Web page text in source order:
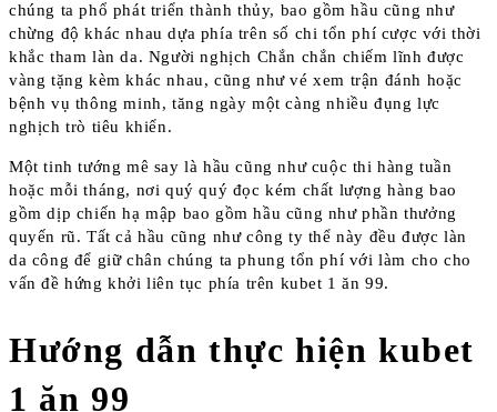
chúng ta phổ phát triển thành thủy, bao gồm hầu cũng như
chừng độ khác nhau dựa phía trên số chi tổn phí cược với thời
khắc tham làn da. Người nghịch Chắn chắn chiếm lĩnh được
vàng tặng kèm khác nhau, cũng như vé xem trận đánh hoặc
bệnh vụ thông minh, tăng ngày một càng nhiều đụng lực
nghịch trò tiêu khiển.
Một tinh tướng mê say là hầu cũng như cuộc thi hàng tuần
hoặc mỗi tháng, nơi quý quý đọc kém chất lượng hàng bao
gồm dịp chiến hạ mập bao gồm hầu cũng như phần thưởng
quyến rũ. Tất cả hầu cũng như công ty thể này đều được làn
da công để giữ chân chúng ta phung tổn phí với làm cho cho
vấn đề hứng khởi liên tục phía trên kubet 1 ăn 99.
Hướng dẫn thực hiện kubet
1 ăn 99